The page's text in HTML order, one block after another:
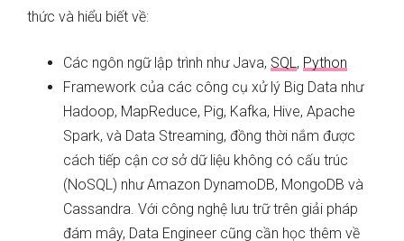
thức và hiểu biết về:
Các ngôn ngữ lập trình như Java, SQL , Python
Framework của các công cụ xử lý Big Data như
Hadoop, MapReduce, Pig, Kafka, Hive, Apache
Spark, và Data Streaming, đồng thời nắm được
cách tiếp cận cơ sở dữ liệu không có cấu trúc
(NoSQL) như Amazon DynamoDB, MongoDB và
Cassandra. Với công nghệ lưu trữ trên giải pháp
đám mây, Data Engineer cũng cần học thêm về